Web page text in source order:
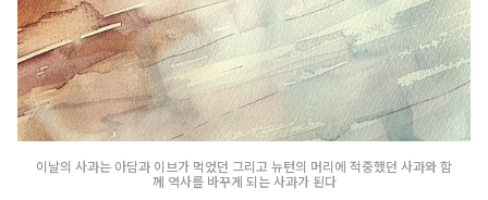
이날의 사과는 아담과 이브가 먹었던 그리고 뉴턴의 머리에 적중했던 사과와 함
께 역사를 바꾸게 되는 사과가 된다